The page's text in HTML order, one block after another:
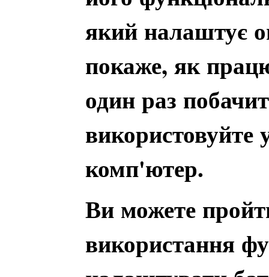
який налаштує
покаже, як
один раз
використовуйте
комп'ютер.
Ви можете
використання